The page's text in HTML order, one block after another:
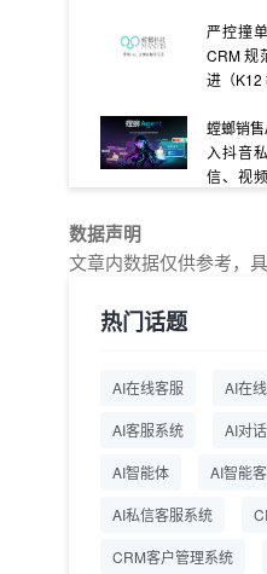
严控撞
CRM 规
进（K12
螳螂销
入抖音
信、视
螳螂系
交：螳
一站式
全流程
商用
数据声明
文章内数据仅供参考，
热门话题
AI在线客服 AI在
AI客服系统 AI对
AI智能体 AI智能
AI私信客服系统
CRM客户管理系统